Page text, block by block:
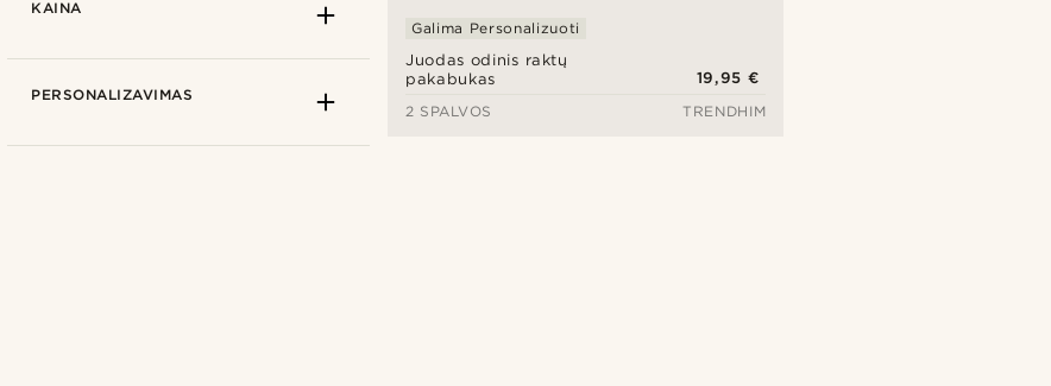
Juodas odinis raktų
pakabukas
Galima Personalizuoti
19,95 €
2 SPALVOS
TRENDHIM
KAINA
PERSONALIZAVIMAS